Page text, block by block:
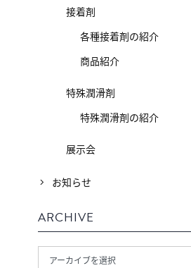
接着剤
各種接着剤の紹介
商品紹介
特殊潤滑剤
特殊潤滑剤の紹介
展示会
お知らせ
ARCHIVE